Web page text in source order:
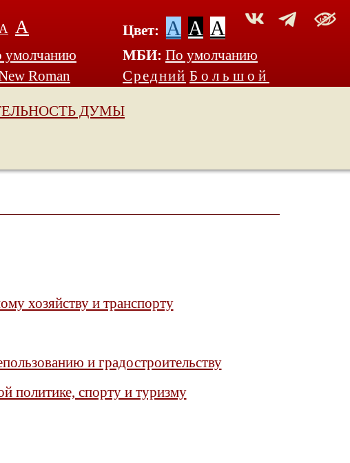
А А Цвет: A A A
умолчанию
Roman
МБИ: По умолчанию
Средний Большой
ДУМЫ
хозяйству и транспорту
и градостроительству
политике, спорту и туризму